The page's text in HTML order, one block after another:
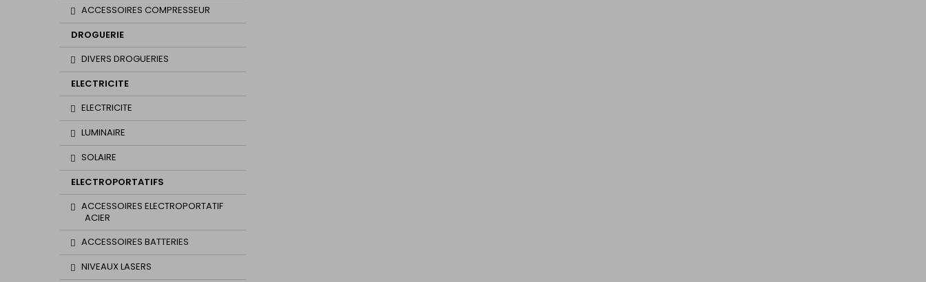
ACCESSOIRES COMPRESSEUR
DROGUERIE
DIVERS DROGUERIES
ELECTRICITE
ELECTRICITE
LUMINAIRE
SOLAIRE
ELECTROPORTATIFS
ACCESSOIRES ELECTROPORTATIF
ACIER
ACCESSOIRES BATTERIES
NIVEAUX LASERS